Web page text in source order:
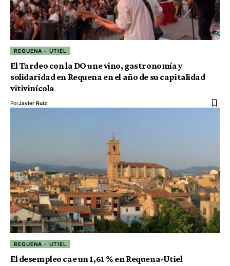
REQUENA - UTIEL
El Tardeo con la DO une vino, gastronomía y
solidaridad en Requena en el año de su capitalidad
vitivinícola
PorJavier Ruiz
REQUENA - UTIEL
El desempleo cae un 1,61 % en Requena-Utiel